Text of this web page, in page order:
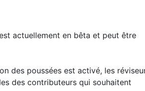
actuellement en bêta et peut être
des poussées est activé, les
des contributeurs qui souhaitent